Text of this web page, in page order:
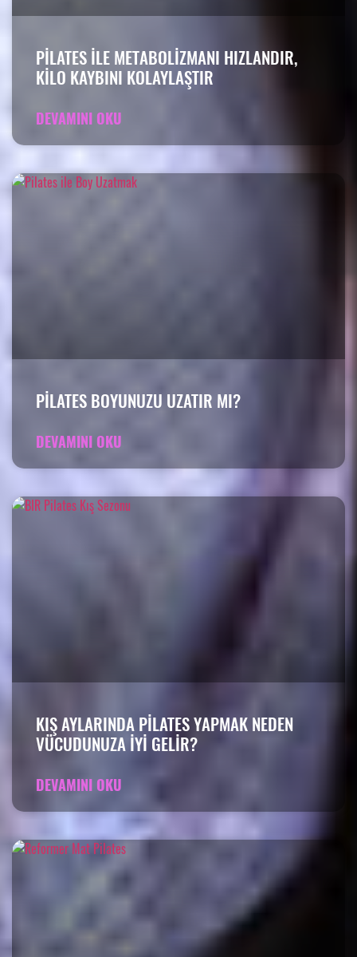
PILATES ILE METABOLIZMANI HIZLANDIR,
KILO KAYBINI KOLAYLAŞTIR
DEVAMINI OKU
PILATES BOYUNUZU UZATIR MI?
DEVAMINI OKU
KIŞ AYLARINDA PILATES YAPMAK NEDEN
VÜCUDUNUZA IYI GELIR?
DEVAMINI OKU